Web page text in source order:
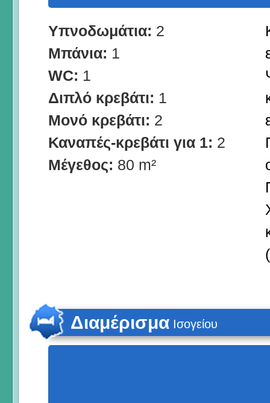
Υπνοδωμάτια: 2
Μπάνια: 1
WC: 1
Διπλό κρεβάτι: 1
Μονό κρεβάτι: 2
Καναπές-κρεβάτι για 1: 2
Μέγεθος: 80 m²
Διαμέρισμα Ισογείου